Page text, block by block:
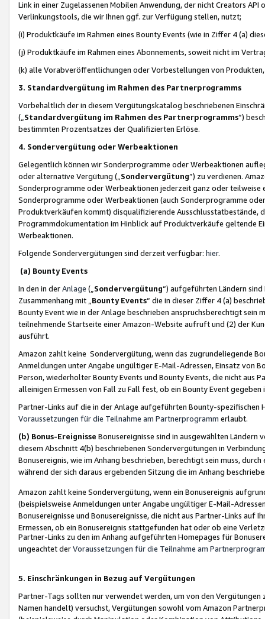
Link in einer Zugelassenen Mobilen Anwendung, der nicht Creators
Verlinkungstools, die wir Ihnen ggf. zur Verfügung stellen, nutzt;
(i) Produktkäufe im Rahmen eines Bounty Events (wie in Ziffer 4 (a)
(j) Produktkäufe im Rahmen eines Abonnements, soweit nicht im
(k) alle Vorabveröffentlichungen oder Vorbestellungen von
3. Standardvergütung im Rahmen des Partnerprogramms
Vorbehaltlich der in diesem Vergütungskatalog beschriebenen
(„ Standardvergütung im Rahmen des Partnerprogramms“)
bestimmten Prozentsatzes der Qualifizierten Erlöse.
4. Sondervergütung oder Werbeaktionen
Gelegentlich können wir Sonderprogramme oder Werbeaktionen
oder alternative Vergütung („ Sondervergütung”) zu verdienen.
Sonderprogramme oder Werbeaktionen jederzeit ganz oder
Sonderprogramme oder Werbeaktionen (auch Sonderprogramme
Produktverkäufen kommt) disqualifizierende Ausschlusstatbestände,
Programmdokumentation im Hinblick auf Produktverkäufe geltende
Werbeaktionen.
Folgende Sondervergütungen sind derzeit verfügbar: hier.
(a) Bounty Events
In den in derAnlage („ Sondervergütung“) aufgeführten Ländern
Zusammenhang mit „ Bounty Events“ die in dieser Ziffer 4 (a)
Bounty Event wie in der Anlage beschrieben anspruchsberechtigt sein
teilnehmende Startseite einer Amazon-Website aufruft und (2) der
ausführt.
Amazon zahlt keine Sondervergütung, wenn das zugrundeliegende
Anmeldungen unter Angabe ungültiger E-Mail-Adressen, Einsatz von
Person, wiederholter Bounty Events und Bounty Events, die nicht
alleinigen Ermessen von Fall zu Fall fest, ob ein Bounty Event
Partner-Links auf die in der Anlage aufgeführten Bounty-spezifischen
Voraussetzungen für die Teilnahme am Partnerprogramm erlaubt.
(b) Bonus-Ereignisse Bonusereignisse sind in ausgewählten Ländern
diesem Abschnitt 4(b) beschriebenen Sondervergütungen in
Bonusereignis, wie im Anhang beschrieben, berechtigt sein muss,
während der sich daraus ergebenden Sitzung die im Anhang
Amazon zahlt keine Sondervergütung, wenn ein Bonusereignis
(beispielsweise Anmeldungen unter Angabe ungültiger E-Mail-
Bonusereignisse und Bonusereignisse, die nicht aus Partner-Links auf
Ermessen, ob ein Bonusereignis stattgefunden hat oder ob eine
Partner-Links zu den im Anhang aufgeführten Homepages für
ungeachtet derVoraussetzungen für die Teilnahme am
5. Einschränkungen in Bezug auf Vergütungen
Partner-Tags sollten nur verwendet werden, um von den
Namen handelt) versuchst, Vergütungen sowohl vom Amazon